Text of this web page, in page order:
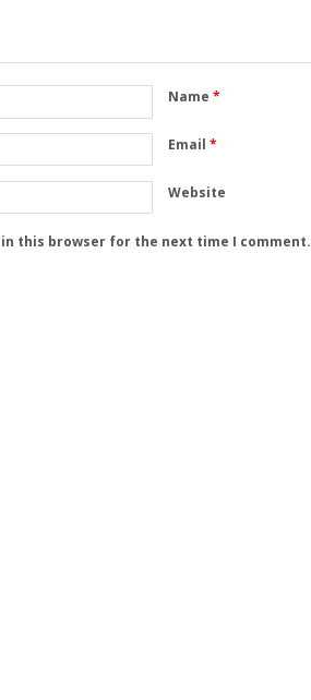
Name *
Email *
Website
in this browser for the next time I comment.